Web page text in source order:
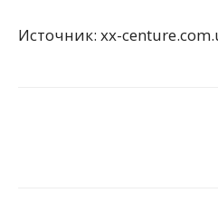
Источник: xx-